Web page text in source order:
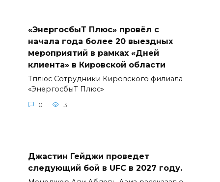
«ЭнергосбыТ Плюс» провёл с
начала года более 20 выездных
мероприятий в рамках «Дней
клиента» в Кировской области
Тплюс Сотрудники Кировского филиала
«ЭнергосбыТ Плюс»
0 3
Джастин Гейджи проведет
следующий бой в UFC в 2027 году.